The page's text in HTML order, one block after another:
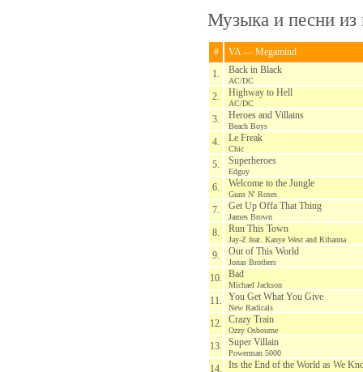
Музыка и песни из
#
VA — Megamind
1.
Back in Black
AC/DC
2. Highway to Hell
AC/DC
3. Heroes and Villains
Beach Boys
4. Le Freak
Chic
5. Superheroes
Edguy
6. Welcome to the Jungle
Guns N' Roses
7. Get Up Offa That Thing
James Brown
8. Run This Town
Jay-Z feat. Kanye West and Rihanna
9. Out of This World
Jonas Brothers
10. Bad
Michael Jackson
11. You Get What You Give
New Radicals
12. Crazy Train
Ozzy Osbourne
13. Super Villain
Powerman 5000
14. Its the End of the World as We